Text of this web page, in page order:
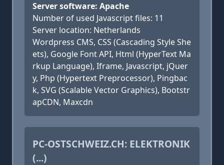
Server software: Apache
Number of used Javascript files: 11
Server location: Netherlands
Wordpress CMS, CSS (Cascading Style She
ets), Google Font API, Html (HyperText Ma
rkup Language), Iframe, Javascript, jQuer
y, Php (Hypertext Preprocessor), Pingbac
k, SVG (Scalable Vector Graphics), Bootstr
apCDN, Maxcdn
PC-OSTSCHWEIZ.CH: ELEKTRONIK
(...)